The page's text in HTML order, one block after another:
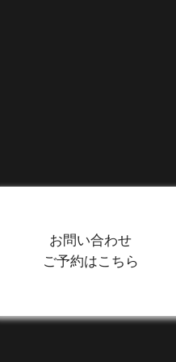
お問い合わせ
ご予約はこちら